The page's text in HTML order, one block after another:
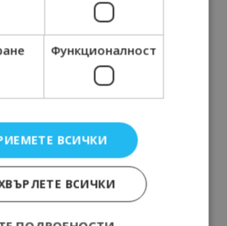
картичка от…”: Пловдив, градът на
времена
картичка от…”: Перник – град на
културата и вдъхновяващите...
17/06/2026 09:01
Функционалност
ВСИЧКИ
ВСИЧКИ